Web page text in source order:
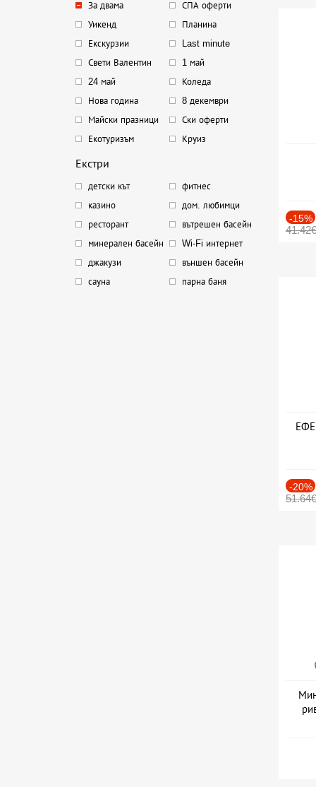
За двама
СПА оферти
Уикенд
Планина
Екскурзии
Last minute
Свети Валентин
1 май
24 май
Коледа
Нова година
8 декември
Майски празници
Ски оферти
Екотуризъм
Круиз
Екстри
детски кът
фитнес
казино
дом. любимци
ресторант
вътрешен басейн
минерален басейн
Wi-Fi интернет
джакузи
външен басейн
сауна
парна баня
-15%
41.42€
-20%
51.64€